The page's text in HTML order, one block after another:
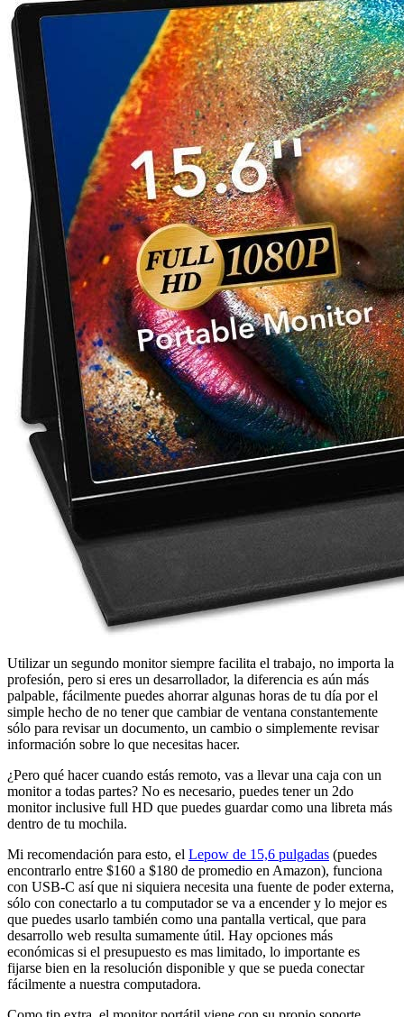
Utilizar un segundo monitor siempre facilita el trabajo, no importa la
profesión, pero si eres un desarrollador, la diferencia es aún más
palpable, fácilmente puedes ahorrar algunas horas de tu día por el
simple hecho de no tener que cambiar de ventana constantemente
sólo para revisar un documento, un cambio o simplemente revisar
información sobre lo que necesitas hacer.
¿Pero qué hacer cuando estás remoto, vas a llevar una caja con un
monitor a todas partes? No es necesario, puedes tener un 2do
monitor inclusive full HD que puedes guardar como una libreta más
dentro de tu mochila.
Mi recomendación para esto, el Lepow de 15,6 pulgadas (puedes
encontrarlo entre $160 a $180 de promedio en Amazon), funciona
con USB-C así que ni siquiera necesita una fuente de poder externa,
sólo con conectarlo a tu computador se va a encender y lo mejor es
que puedes usarlo también como una pantalla vertical, que para
desarrollo web resulta sumamente útil. Hay opciones más
económicas si el presupuesto es mas limitado, lo importante es
fijarse bien en la resolución disponible y que se pueda conectar
fácilmente a nuestra computadora.